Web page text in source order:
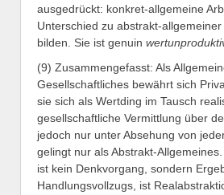
ausgedrückt: konkret-allgemeine
Unterschied zu abstrakt-
bilden. Sie ist genuin
(9) Zusammengefasst: Als
Gesellschaftliches bewährt sich
sie sich als Wertding im Tausch
gesellschaftliche Vermittlung über
jedoch nur unter Absehung von
gelingt nur als Abstrakt-
ist kein Denkvorgang, sondern
Handlungsvollzugs, ist